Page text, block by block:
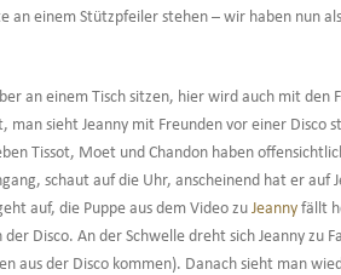
an einem Stützpfeiler stehen – wir haben nun
an einem Tisch sitzen, hier wird auch mit den
sieht Jeanny mit Freunden vor einer Disco
Tissot, Moet und Chandon haben
schaut auf die Uhr, anscheinend hat er
auf, die Puppe aus dem Video zuJeanny fällt
Disco. An der Schwelle dreht sich Jeanny zu
aus der Disco kommen). Danach sieht man